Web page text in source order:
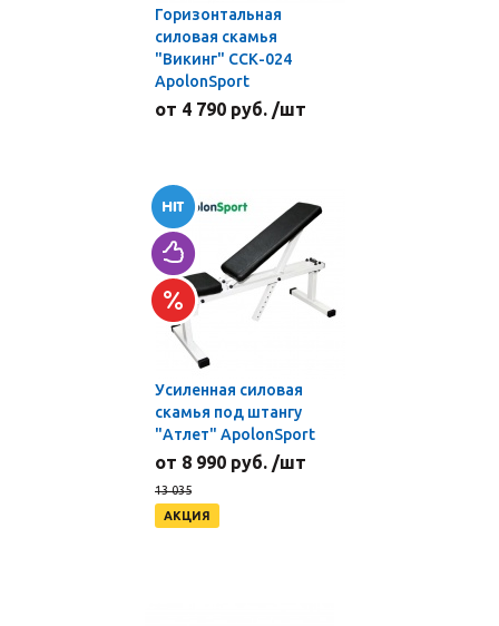
Горизонтальная
силовая скамья
"Викинг" ССК-024
ApolonSport
от 4 790 руб. /шт
Усиленная силовая
скамья под штангу
"Атлет" ApolonSport
от 8 990 руб. /шт
13 035
АКЦИЯ